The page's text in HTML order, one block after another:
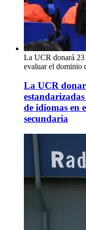
La UCR donará 23
evaluar el dominio
La UCR
de idiomas en
secundaria